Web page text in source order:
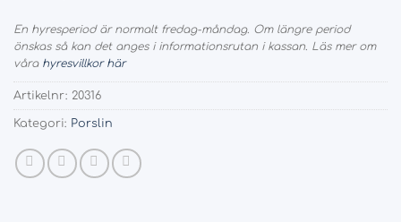
En hyresperiod är normalt fredag-måndag. Om längre period
önskas så kan det anges i informationsrutan i kassan. Läs mer om
våra hyresvillkor här
Artikelnr: 20316
Kategori: Porslin